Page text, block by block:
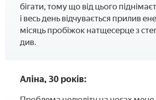
бігати, тому що від цього
і весь день відчувається прилив
місяць пробіжок натщесерце з
див.
Аліна, 30 років: